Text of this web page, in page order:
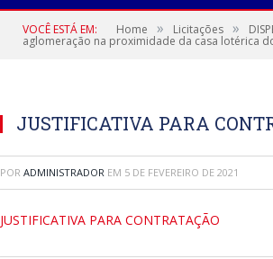
VOCÊ ESTÁ EM: Home » Licitações »
aglomeração na proximidade da casa lotérica
JUSTIFICATIVA PARA
POR ADMINISTRADOR EM 5 DE FEVEREIRO DE 2021
JUSTIFICATIVA PARA CONTRATAÇÃO